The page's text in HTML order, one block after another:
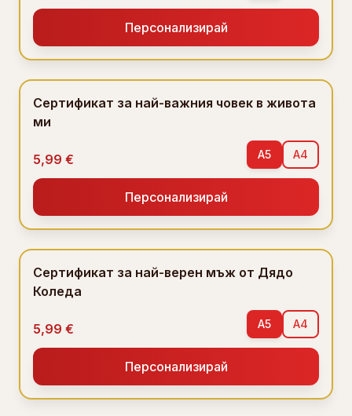
Персонализирай
Сертификат за най-важния човек в живота
ми
5,99 € A5 A4
Персонализирай
Сертификат за най-верен мъж от Дядо
Коледа
5,99 € A5 A4
Персонализирай